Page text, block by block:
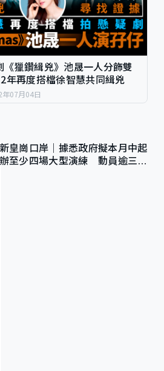
獵鑽緝兇》池晟一人分飾雙
再度搭檔徐智慧共同緝兇
年07月04日
新皇崗口岸｜據悉政府擬本月中起
辦至少四場大型演練 動員逾三萬